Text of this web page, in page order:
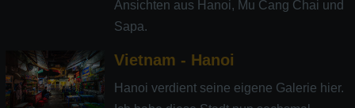
Ansichten aus Hanoi, Mu Cang Chai und
Sapa.
Vietnam - Hanoi
Hanoi verdient seine eigene Galerie hier.